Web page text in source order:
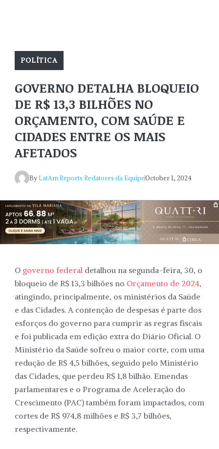
POLÍTICA
GOVERNO DETALHA BLOQUEIO
DE R$ 13,3 BILHÕES NO
ORÇAMENTO, COM SAÚDE E
CIDADES ENTRE OS MAIS
AFETADOS
ByLatAm Reports Redatores da EquipeOctober 1, 2024
O governo federal detalhou na segunda-feira, 30, o
bloqueio de R$ 13,3 bilhões no Orçamento de 2024,
atingindo, principalmente, os ministérios da Saúde
e das Cidades. A contenção de despesas é parte dos
esforços do governo para cumprir as regras fiscais
e foi publicada em edição extra do Diário Oficial. O
Ministério da Saúde sofreu o maior corte, com uma
redução de R$ 4,5 bilhões, seguido pelo Ministério
das Cidades, que perdeu R$ 1,8 bilhão. Emendas
parlamentares e o Programa de Aceleração do
Crescimento (PAC) também foram impactados, com
cortes de R$ 974,8 milhões e R$ 3,7 bilhões,
respectivamente.